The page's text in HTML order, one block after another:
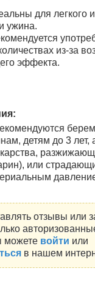
для легкого
ужина.
из-за
эффекта.
детям до 3 лет,
или
отзывы или
можете войти или
в нашем